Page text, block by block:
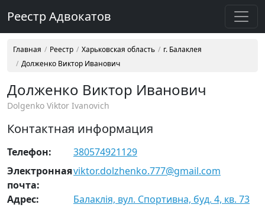
Реестр Адвокатов
Главная Реестр Харьковская область
г. Балаклея
Долженко Виктор Иванович
Долженко Виктор Иванович
Dolgenko Viktor Ivanovich
Контактная информация
Телефон:
380574921129
Электронная
почта:
viktor.dolzhenko.777@gmail.com
Адрес:
Балаклія, вул. Спортивна, буд. 4, кв. 73